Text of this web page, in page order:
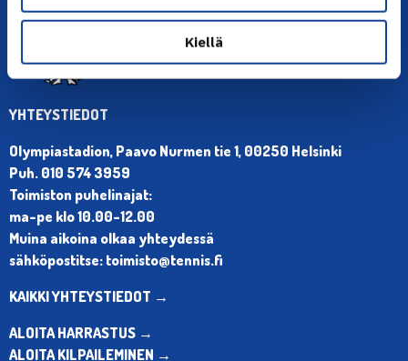
Kiellä
YHTEYSTIEDOT
Olympiastadion, Paavo Nurmen tie 1, 00250 Helsinki
Puh. 010 574 3959
Toimiston puhelinajat:
ma-pe klo 10.00-12.00
Muina aikoina olkaa yhteydessä
sähköpostitse: toimisto@tennis.fi
KAIKKI YHTEYSTIEDOT →
ALOITA HARRASTUS →
ALOITA KILPAILEMINEN →